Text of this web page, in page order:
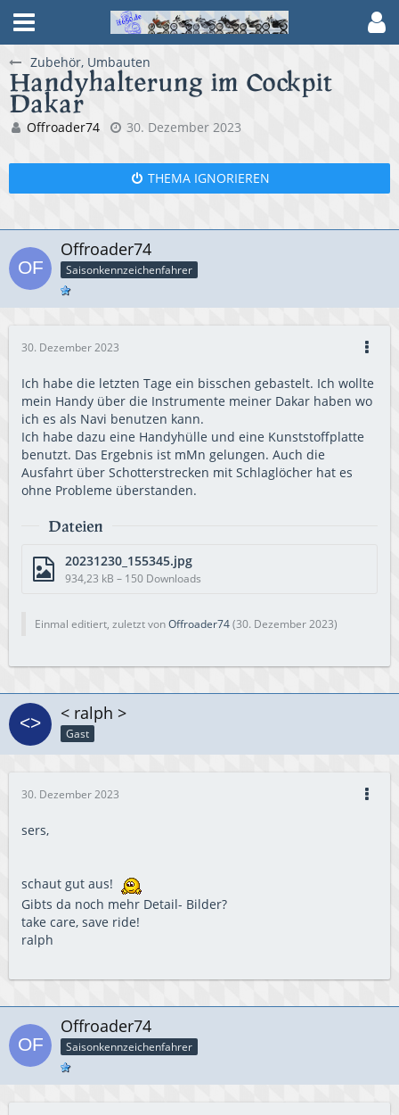
Zubehör, Umbauten
Handyhalterung im Cockpit
Dakar
Offroader74 30. Dezember 2023
THEMA IGNORIEREN
Offroader74
Saisonkennzeichenfahrer
30. Dezember 2023
Ich habe die letzten Tage ein bisschen gebastelt. Ich wollte
mein Handy über die Instrumente meiner Dakar haben wo
ich es als Navi benutzen kann.
Ich habe dazu eine Handyhülle und eine Kunststoffplatte
benutzt. Das Ergebnis ist mMn gelungen. Auch die
Ausfahrt über Schotterstrecken mit Schlaglöcher hat es
ohne Probleme überstanden.
Dateien
20231230_155345.jpg
934,23 kB – 150 Downloads
Einmal editiert, zuletzt vonOffroader74(30. Dezember 2023)
< ralph >
Gast
30. Dezember 2023
sers,
schaut gut aus!
Gibts da noch mehr Detail- Bilder?
take care, save ride!
ralph
Offroader74
Saisonkennzeichenfahrer